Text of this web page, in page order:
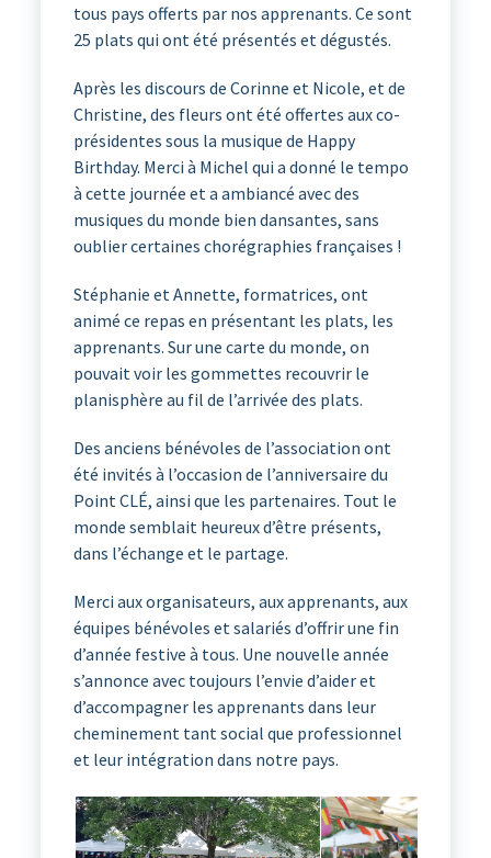
tous pays offerts par nos apprenants. Ce sont
25 plats qui ont été présentés et dégustés.
Après les discours de Corinne et Nicole, et de
Christine, des fleurs ont été offertes aux co-
présidentes sous la musique de Happy
Birthday. Merci à Michel qui a donné le tempo
à cette journée et a ambiancé avec des
musiques du monde bien dansantes, sans
oublier certaines chorégraphies françaises !
Stéphanie et Annette, formatrices, ont
animé ce repas en présentant les plats, les
apprenants. Sur une carte du monde, on
pouvait voir les gommettes recouvrir le
planisphère au fil de l’arrivée des plats.
Des anciens bénévoles de l’association ont
été invités à l’occasion de l’anniversaire du
Point CLÉ, ainsi que les partenaires. Tout le
monde semblait heureux d’être présents,
dans l’échange et le partage.
Merci aux organisateurs, aux apprenants, aux
équipes bénévoles et salariés d’offrir une fin
d’année festive à tous. Une nouvelle année
s’annonce avec toujours l’envie d’aider et
d’accompagner les apprenants dans leur
cheminement tant social que professionnel
et leur intégration dans notre pays.